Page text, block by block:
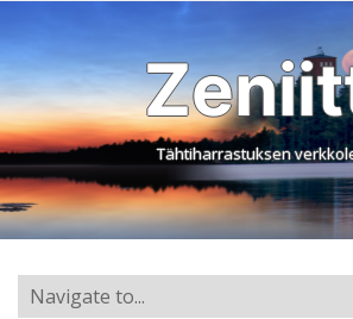
Tähtiharrastuksen